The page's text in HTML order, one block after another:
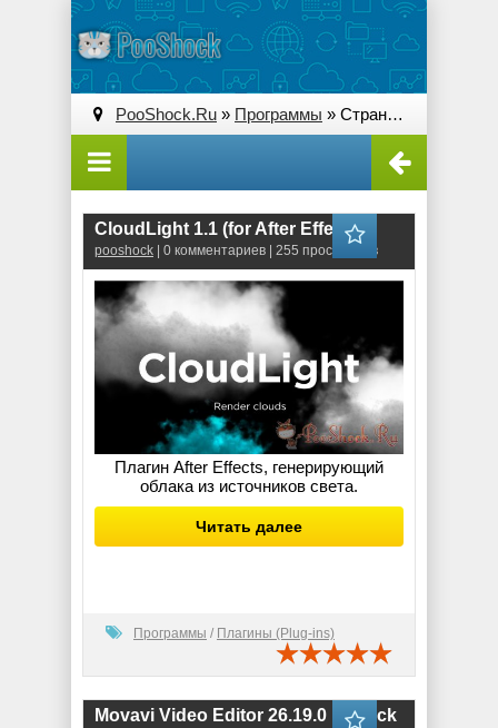
PooShock.Ru » Программы » Страница 4
CloudLight 1.1 (for After Effects)
pooshock | 0 комментариев | 255 просмотров
Плагин After Effects, генерирующий
облака из источников света.
Читать далее
Программы / Плагины (Plug-ins)
Movavi Video Editor 26.19.0 RePack